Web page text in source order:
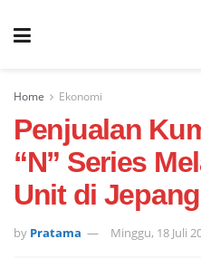
Home Ekonomi
Penjualan
“N” Series
Unit di Jepang
by Pratama Minggu, 18 Juli